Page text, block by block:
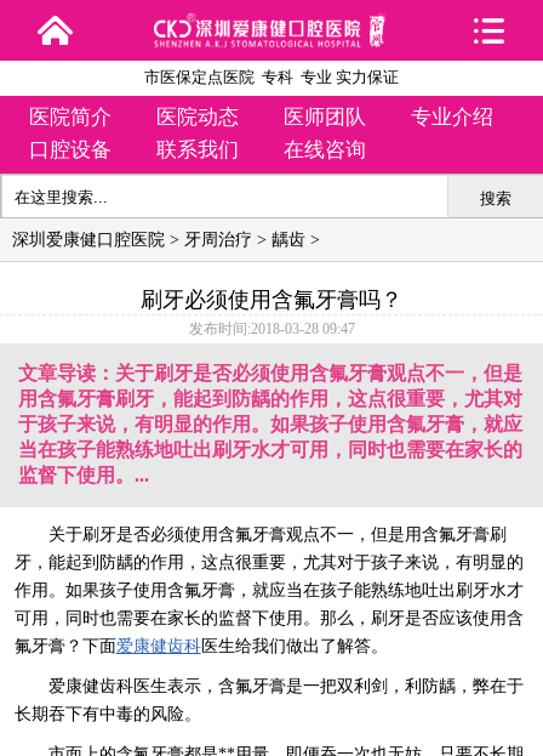
市医保定点医院 专科 专业 实力保证
医院简介 医院动态 医师团队
专业介绍
口腔设备
联系我们 在线咨询
搜索
深圳爱康健口腔医院 > 牙周治疗 > 龋齿 >
刷牙必须使用含氟牙膏吗？
发布时间:2018-03-28 09:47
文章导读：关于刷牙是否必须使用含氟牙膏观点不一，但是
用含氟牙膏刷牙，能起到防龋的作用，这点很重要，尤其对
于孩子来说，有明显的作用。如果孩子使用含氟牙膏，就应
当在孩子能熟练地吐出刷牙水才可用，同时也需要在家长的
监督下使用。...
关于刷牙是否必须使用含氟牙膏观点不一，但是用含氟牙膏刷
牙，能起到防龋的作用，这点很重要，尤其对于孩子来说，有明显的
作用。如果孩子使用含氟牙膏，就应当在孩子能熟练地吐出刷牙水才
可用，同时也需要在家长的监督下使用。那么，刷牙是否应该使用含
氟牙膏？下面爱康健齿科医生给我们做出了解答。
爱康健齿科医生表示，含氟牙膏是一把双利剑，利防龋，弊在于
长期吞下有中毒的风险。